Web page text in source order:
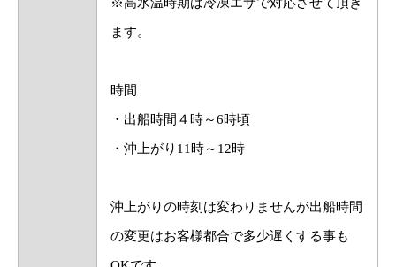
ます。
時間
・出船時間４時～6時頃
・沖上がり11時～12時
沖上がりの時刻は変わりませんが出船時間
の変更はお客様都合で多少遅くする事も